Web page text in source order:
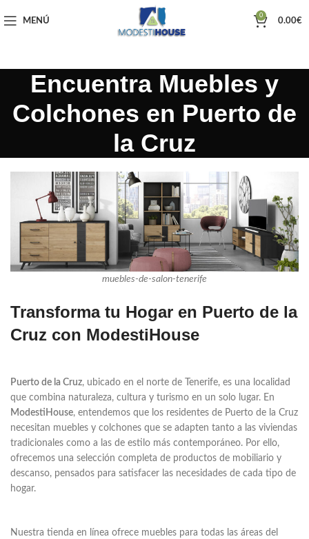
MENÚ
0
0.00€
Encuentra Muebles y
Colchones en Puerto de
la Cruz
muebles-de-salon-tenerife
Transforma tu Hogar en Puerto de la
Cruz con ModestiHouse
Puerto de la Cruz, ubicado en el norte de Tenerife, es una localidad
que combina naturaleza, cultura y turismo en un solo lugar. En
ModestiHouse, entendemos que los residentes de Puerto de la Cruz
necesitan muebles y colchones que se adapten tanto a las viviendas
tradicionales como a las de estilo más contemporáneo. Por ello,
ofrecemos una selección completa de productos de mobiliario y
descanso, pensados para satisfacer las necesidades de cada tipo de
hogar.
Nuestra tienda en línea ofrece muebles para todas las áreas del